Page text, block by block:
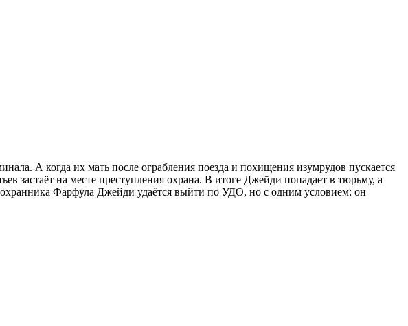
А когда их мать после ограбления поезда и похищения изумрудов пускается
застаёт на месте преступления охрана. В итоге Джейди попадает в тюрьму, а
Фарфула Джейди удаётся выйти по УДО, но с одним условием: он